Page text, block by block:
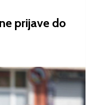
prijave do